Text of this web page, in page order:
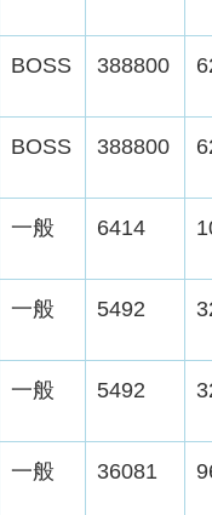
BOSS 388800
BOSS 388800
一般 6414
一般 5492
一般 5492
一般 36081